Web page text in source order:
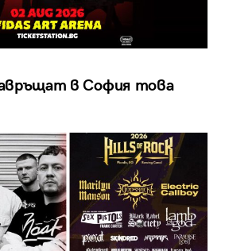
в София това